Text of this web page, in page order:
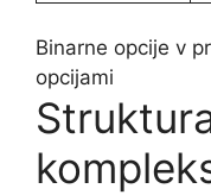
Binarne opcije v
opcijami